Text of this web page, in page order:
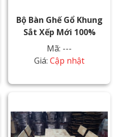
Bộ Bàn Ghế Gổ Khung
Sắt Xếp Mới 100%
Mã: ---
Giá: Cập nhật